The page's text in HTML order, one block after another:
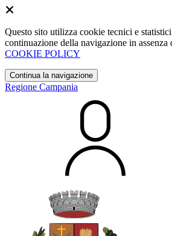
Questo sito utilizza cookie tecnici e
continuazione della navigazione in
COOKIE POLICY
Continua la navigazione
Regione Campania